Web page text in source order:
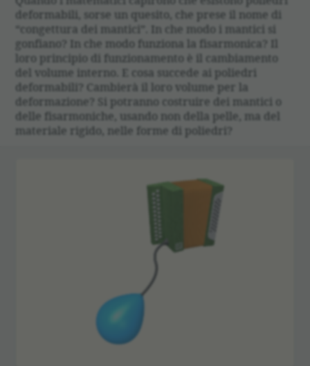
deformabili, sorse un quesito, che prese il nome di
“congettura dei mantici”. In che modo i mantici si
gonfiano? In che modo funziona la fisarmonica? Il
loro principio di funzionamento è il cambiamento
del volume interno. E cosa succede ai poliedri
deformabili? Cambierà il loro volume per la
deformazione? Si potranno costruire dei mantici o
delle fisarmoniche, usando non della pelle, ma del
materiale rigido, nelle forme di poliedri?